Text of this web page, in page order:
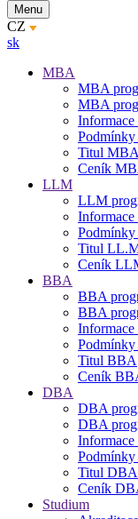
Menu
CZ
sk
MBA
MBA
MBA
Titul MBA
Ceník
LLM
LLM
Titul
Ceník
BBA
BBA
BBA
Titul BBA
Ceník
DBA
DBA
DBA
Titul DBA
Ceník
Studium